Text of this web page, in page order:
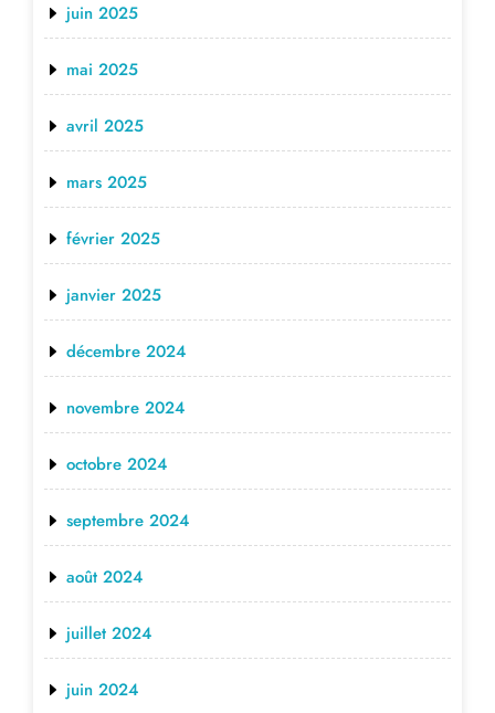
juin 2025
mai 2025
avril 2025
mars 2025
février 2025
janvier 2025
décembre 2024
novembre 2024
octobre 2024
septembre 2024
août 2024
juillet 2024
juin 2024